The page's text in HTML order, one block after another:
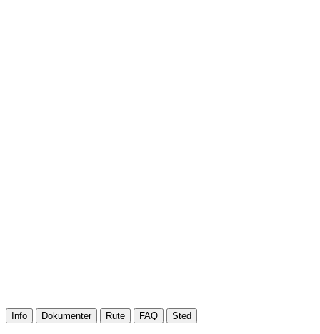
Info Dokumenter Rute FAQ Sted